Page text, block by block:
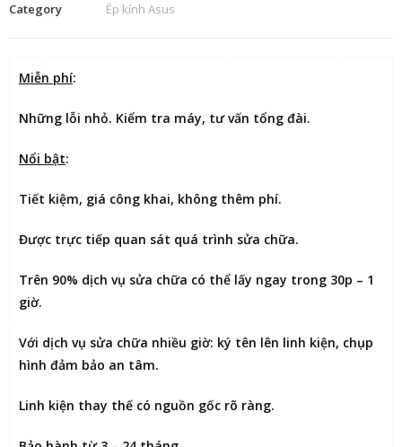
Category
Ép kính Asus
Miễn phí:
Những lỗi nhỏ. Kiểm tra máy, tư vấn tổng đài.
Nổi bật:
Tiết kiệm, giá công khai, không thêm phí.
Được trực tiếp quan sát quá trình sửa chữa.
Trên 90% dịch vụ sửa chữa có thể lấy ngay trong 30p – 1
giờ.
Với dịch vụ sửa chữa nhiều giờ: ký tên lên linh kiện, chụp
hình đảm bảo an tâm.
Linh kiện thay thế có nguồn gốc rõ ràng.